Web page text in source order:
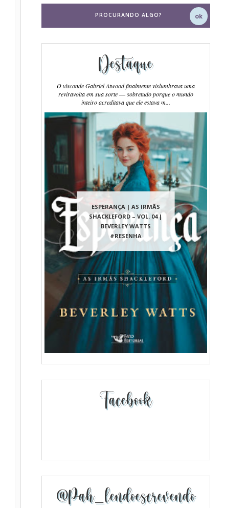
Destaque
ESPERANÇA | AS IRMÃS
SHACKLEFORD – VOL. 04 |
BEVERLEY WATTS
#RESENHA
O visconde Gabriel Atwood finalmente vislumbrava uma
reviravolta em sua sorte ― sobretudo porque o mundo
inteiro acreditava que ele estava m...
Facebook
@pah_lendoescrevendo